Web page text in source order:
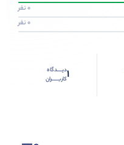
0 نفر
0 نفر
1دیــــدگاه
کاربـــــران